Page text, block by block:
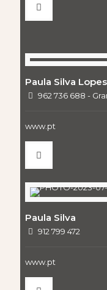
Paula Silva Lopes
962 736 688 -
www.pt
Paula Silva
912 799 472
www.pt